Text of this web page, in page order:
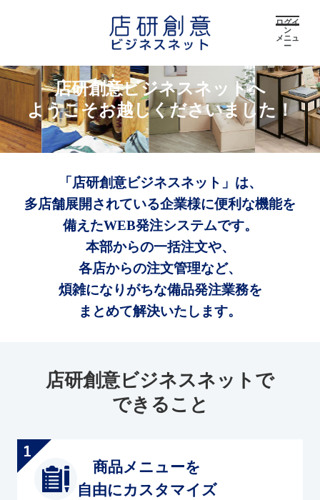
ログイ
ン
メニュ
ー
店研創意ビジネスネットへ
ようこそお越しくださいました！
「店研創意ビジネスネット」は、
多店舗展開されている企業様に便利な機能を
備えたWEB発注システムです。
本部からの一括注文や、
各店からの注文管理など、
煩雑になりがちな備品発注業務を
まとめて解決いたします。
店研創意ビジネスネットで
できること
商品メニューを
自由にカスタマイズ